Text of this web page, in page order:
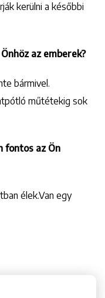
kerülni a későbbi
az emberek?
bármivel.
műtétekig sok
fontos az Ön
élek.Van egy